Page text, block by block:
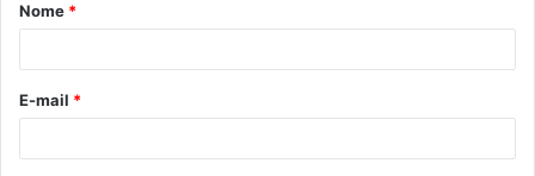
Nome *
E-mail *